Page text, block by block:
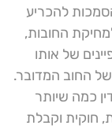
להכריע
החובות,
של אותו
החוב המדובר.
כמה שיותר
חוקית וקבלת